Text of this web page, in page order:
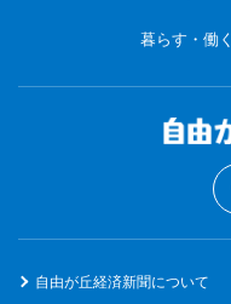
暮らす・働く
自由が丘経済新聞について